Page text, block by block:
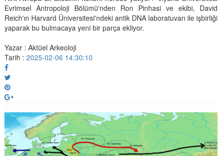
Evrimsel Antropoloji Bölümü'nden Ron Pinhasi ve ekibi, David
Reich'ın Harvard Üniversitesi'ndeki antik DNA laboratuvarı ile işbirliği
yaparak bu bulmacaya yeni bir parça ekliyor.
Yazar : Aktüel Arkeoloji
Tarih : 2025-02-06 14:30:10